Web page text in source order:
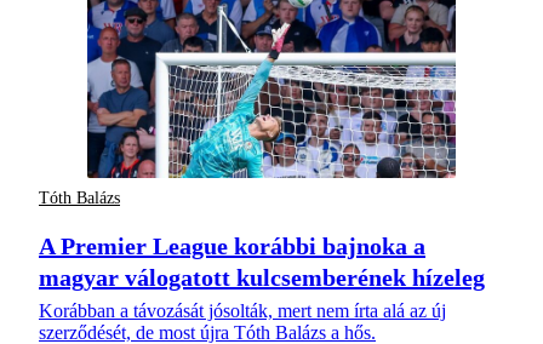
Tóth Balázs
A Premier League korábbi bajnoka a
magyar válogatott kulcsemberének hízeleg
Korábban a távozását jósolták, mert nem írta alá az új
szerződését, de most újra Tóth Balázs a hős.